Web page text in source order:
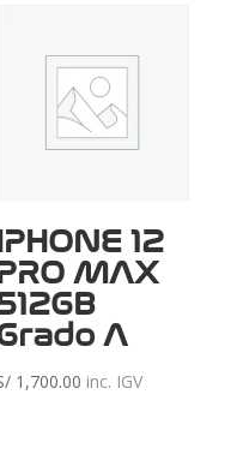
12
MAX
A
1,700.00 inc. IGV